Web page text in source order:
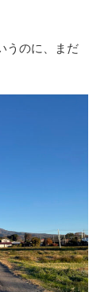
うのに、まだ